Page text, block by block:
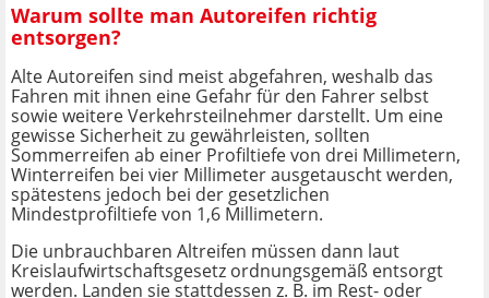
Warum sollte man Autoreifen richtig
entsorgen?
Alte Autoreifen sind meist abgefahren, weshalb das
Fahren mit ihnen eine Gefahr für den Fahrer selbst
sowie weitere Verkehrsteilnehmer darstellt. Um eine
gewisse Sicherheit zu gewährleisten, sollten
Sommerreifen ab einer Profiltiefe von drei Millimetern,
Winterreifen bei vier Millimeter ausgetauscht werden,
spätestens jedoch bei der gesetzlichen
Mindestprofiltiefe von 1,6 Millimetern.
Die unbrauchbaren Altreifen müssen dann laut
Kreislaufwirtschaftsgesetz ordnungsgemäß entsorgt
werden. Landen sie stattdessen z. B. im Rest- oder